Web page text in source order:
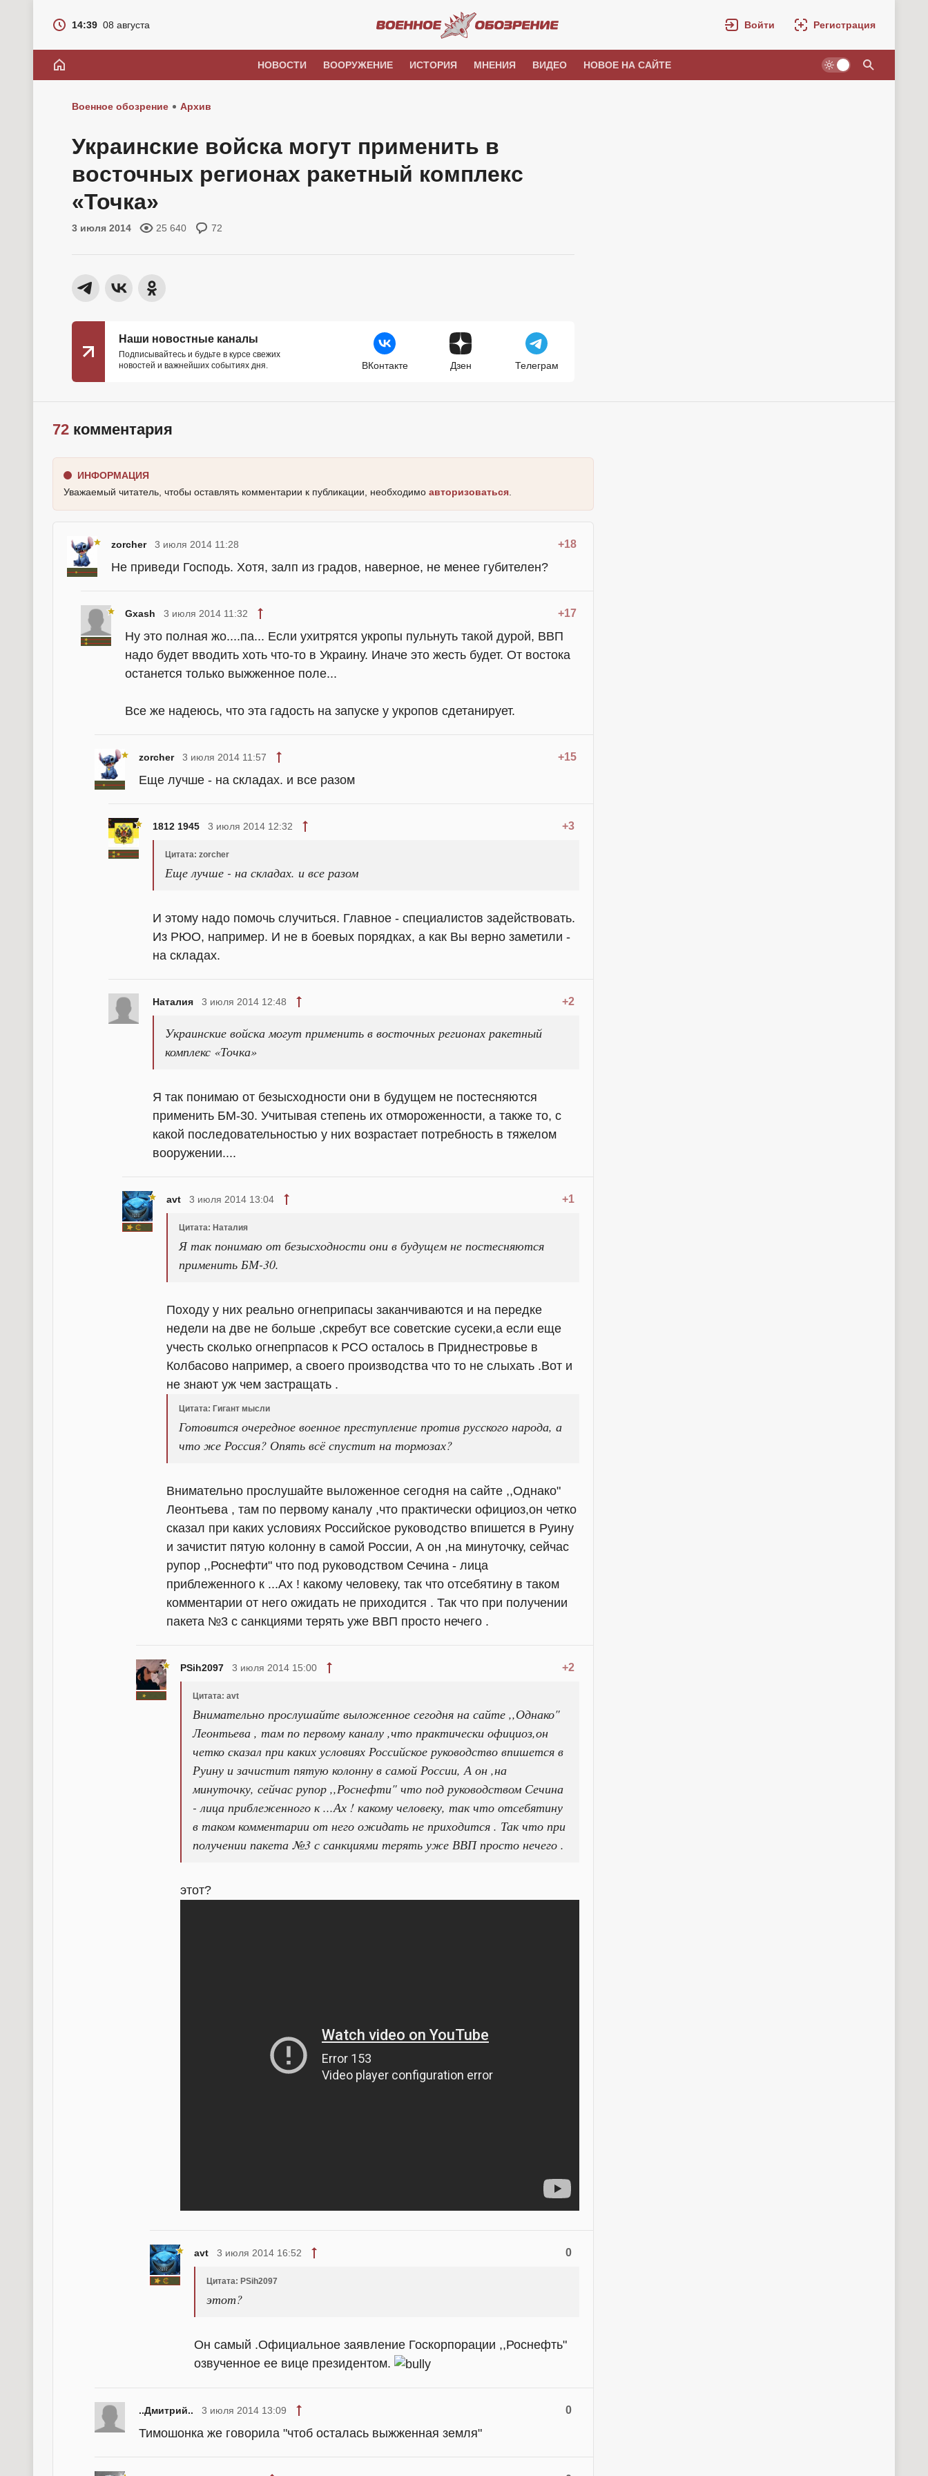
14:39 08 августа Войти Регистрация
НОВОСТИ ВООРУЖЕНИЕ ИСТОРИЯ МНЕНИЯ ВИДЕО НОВОЕ НА САЙТЕ
Военное обозрение Архив
Украинские войска могут применить в
восточных регионах ракетный комплекс
«Точка»
3 июля 2014 25 640 72
Наши новостные каналы
Подписывайтесь и будьте в курсе свежих
новостей и важнейших событиях дня.
ВКонтакте Дзен Телеграм
72 комментария
ИНФОРМАЦИЯ
Уважаемый читатель, чтобы оставлять комментарии к публикации, необходимо авторизоваться
zorcher +18
3 июля 2014 11:28
Не приведи Господь. Хотя, залп из градов, наверное, не менее губителен?
Gxash +17
3 июля 2014 11:32
Ну это полная жо....па... Если ухитрятся укропы пульнуть такой дурой, ВВП
надо будет вводить хоть что-то в Украину. Иначе это жесть будет. От востока
останется только выжженное поле...
Все же надеюсь, что эта гадость на запуске у укропов сдетанирует.
zorcher +15
3 июля 2014 11:57
Еще лучше - на складах. и все разом
1812 1945 +3
3 июля 2014 12:32
Цитата: zorcher
Еще лучше - на складах. и все разом
И этому надо помочь случиться. Главное - специалистов задействовать.
Из РЮО, например. И не в боевых порядках, а как Вы верно заметили -
на складах.
Наталия +2
3 июля 2014 12:48
Украинские войска могут применить в восточных регионах ракетный
комплекс «Точка»
Я так понимаю от безысходности они в будущем не постесняются
применить БМ-30. Учитывая степень их отмороженности, а также то, с
какой последовательностью у них возрастает потребность в тяжелом
вооружении....
avt +1
3 июля 2014 13:04
Цитата: Наталия
Я так понимаю от безысходности они в будущем не постесняются
применить БМ-30.
Походу у них реально огнеприпасы заканчиваются и на передке
недели на две не больше ,скребут все советские сусеки,а если еще
учесть сколько огнепрпасов к РСО осталось в Приднестровье в
Колбасово например, а своего производства что то не слыхать .Вот и
не знают уж чем застращать .
Цитата: Гигант мысли
Готовится очередное военное преступление против русского народа, а
что же Россия? Опять всё спустит на тормозах?
Внимательно прослушайте выложенное сегодня на сайте ,,Однако"
Леонтьева , там по первому каналу ,что практически официоз,он четко
сказал при каких условиях Российское руководство впишется в Руину
и зачистит пятую колонну в самой России, А он ,на минуточку, сейчас
рупор ,,Роснефти" что под руководством Сечина - лица
приблеженного к ...Ах ! какому человеку, так что отсебятину в таком
комментарии от него ожидать не приходится . Так что при получении
пакета №3 с санкциями терять уже ВВП просто нечего .
PSih2097 +2
3 июля 2014 15:00
Цитата: avt
Внимательно прослушайте выложенное сегодня на сайте ,,Однако"
Леонтьева , там по первому каналу ,что практически официоз,он
четко сказал при каких условиях Российское руководство впишется в
Руину и зачистит пятую колонну в самой России, А он ,на
минуточку, сейчас рупор ,,Роснефти" что под руководством Сечина
- лица приблеженного к ...Ах ! какому человеку, так что отсебятину
в таком комментарии от него ожидать не приходится . Так что при
получении пакета №3 с санкциями терять уже ВВП просто нечего .
этот?
avt 0
3 июля 2014 16:52
Цитата: PSih2097
этот?
Он самый .Официальное заявление Госкорпорации ,,Роснефть"
озвученное ее вице президентом.
..Дмитрий.. 0
3 июля 2014 13:09
Тимошонка же говорила "чтоб осталась выжженная земля"